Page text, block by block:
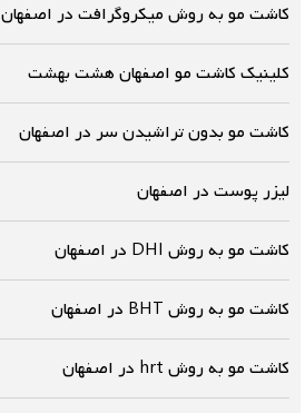
کاشت مو به روش میکروگرافت در اصفهان
کلینیک کاشت مو اصفهان هشت بهشت
کاشت مو بدون تراشیدن سر در اصفهان
لیزر پوست در اصفهان
کاشت مو به روش DHI در اصفهان
کاشت مو به روش BHT در اصفهان
کاشت مو به روش hrt در اصفهان